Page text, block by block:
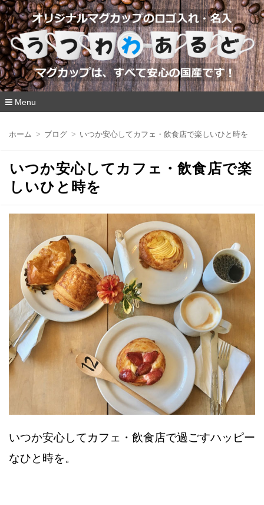
Menu
ン
ホーム ブログ いつか安心してカフェ・飲食店で楽しいひと時を
いつか安心してカフェ・飲食店で楽
しいひと時を
いつか安心してカフェ・飲食店で過ごすハッピー
なひと時を。